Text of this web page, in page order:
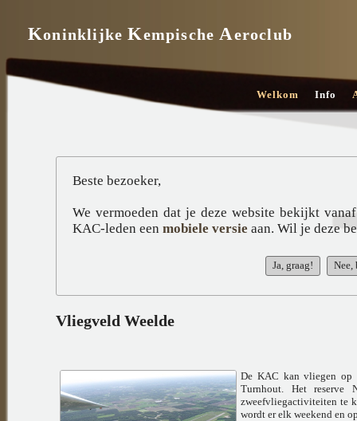
KoninklijkeKempische Aeroclub
Welkom Info
Beste bezoeker,
We vermoeden dat je deze website bekijkt
KAC-leden een mobiele versie aan. Wil je deze
Vliegveld Weelde
De KAC kan vliegen op
Turnhout. Het reserve
zweefvliegactiviteiten te
wordt er elk weekend en